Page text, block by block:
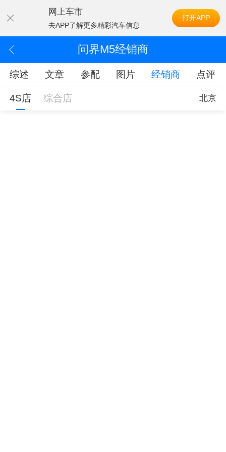
网上车市
去APP了解更多精彩汽车信息
打开APP
问界M5经销商
综述 文章 参配 图片 经销商 点评
4S店 综合店 北京